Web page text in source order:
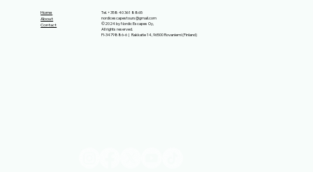
Home
About
Contact
Tel. +358 40 361 8865
nordicescapestours@gmail.com
©2024 by Nordic Escapes Oy,
All rights reserved.
FI-3479886-6 | Rakkatie 14, 96500 Rovaniemi (Finland)